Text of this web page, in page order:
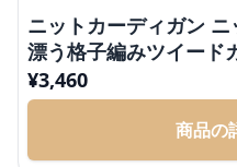
ニットカーディガン
漂う格子編みツイード
¥3,460
商品の